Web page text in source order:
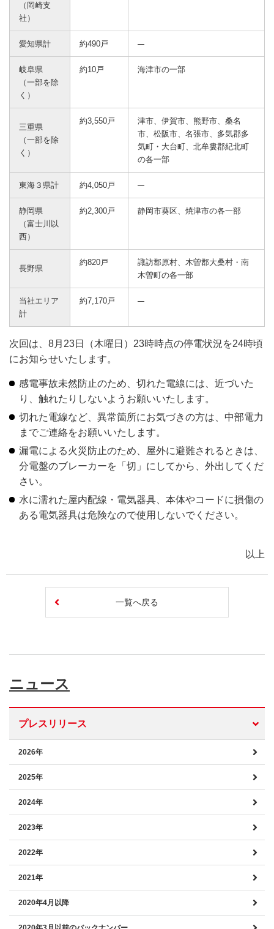
（岡崎支
社）
愛知県計 約490戸
岐阜県
（一部を除
く）
約10戸 海津市の一部
三重県
（一部を除
く）
約3,550戸
津市、伊賀市、熊野市、桑名
市、松阪市、名張市、多気郡多
気町・大台町、北牟婁郡紀北町
の各一部
東海３県計 約4,050戸
静岡県
（富士川以
西）
約2,300戸 静岡市葵区、焼津市の各一部
長野県
約820戸
諏訪郡原村、木曽郡大桑村・南
木曽町の各一部
当社エリア
計
約7,170戸
次回は、8月23日（木曜日）23時時点の停電状況を24時頃
にお知らせいたします。
感電事故未然防止のため、切れた電線には、近づいた
り、触れたりしないようお願いいたします。
切れた電線など、異常箇所にお気づきの方は、中部電力
までご連絡をお願いいたします。
漏電による火災防止のため、屋外に避難されるときは、
分電盤のブレーカーを「切」にしてから、外出してくだ
さい。
水に濡れた屋内配線・電気器具、本体やコードに損傷の
ある電気器具は危険なので使用しないでください。
以上
一覧へ戻る
ニュース
プレスリリース
2026年
2025年
2024年
2023年
2022年
2021年
2020年4月以降